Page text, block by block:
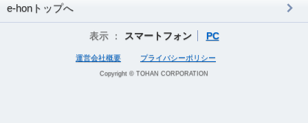
e-honトップへ
表示 ： スマートフォン PC
運営会社概要 プライバシーポリシー
Copyright © TOHAN CORPORATION